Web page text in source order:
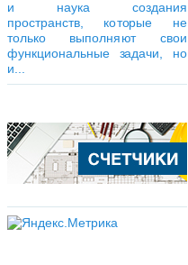
и наука создания
пространств, которые не
только выполняют свои
функциональные задачи, но
и...